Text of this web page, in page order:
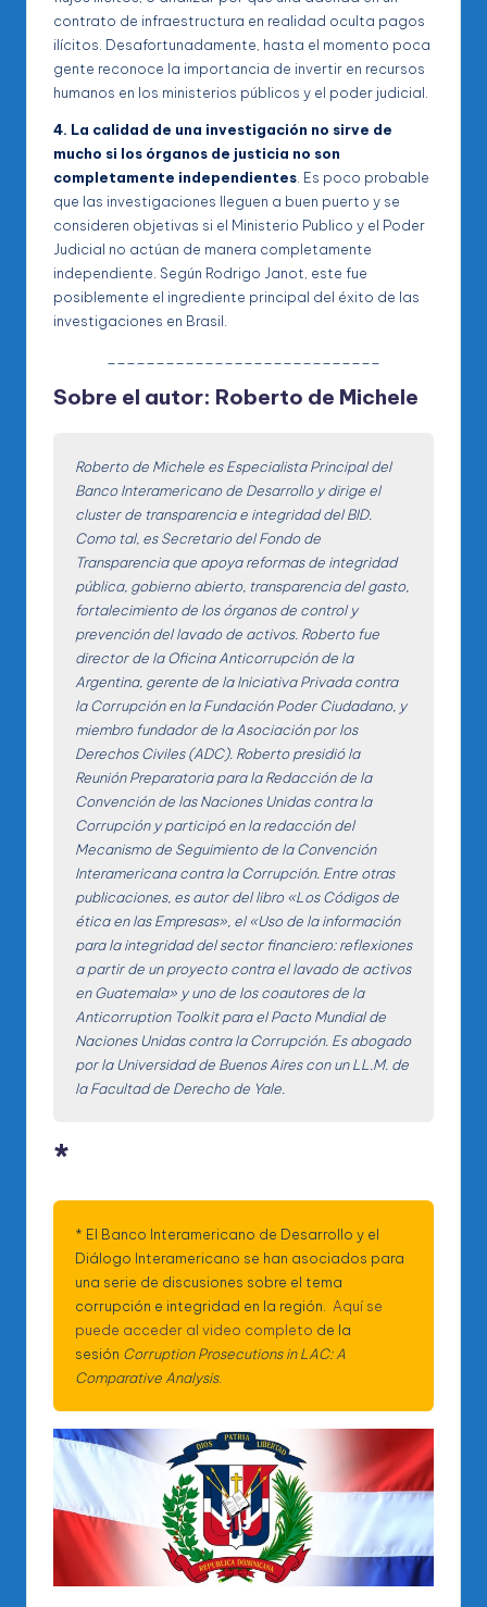
contrato de infraestructura en realidad oculta pagos
ilícitos. Desafortunadamente, hasta el momento poca
gente reconoce la importancia de invertir en recursos
humanos en los ministerios públicos y el poder judicial.
4. La calidad de una investigación no sirve de
mucho si los órganos de justicia no son
completamente independientes . Es poco probable
que las investigaciones lleguen a buen puerto y se
consideren objetivas si el Ministerio Publico y el Poder
Judicial no actúan de manera completamente
independiente. Según Rodrigo Janot, este fue
posiblemente el ingrediente principal del éxito de las
investigaciones en Brasil.
Sobre el autor: Roberto de Michele
Roberto de Michele es Especialista Principal del
Banco Interamericano de Desarrollo y dirige el
cluster de transparencia e integridad del BID.
Como tal, es Secretario del Fondo de
Transparencia que apoya reformas de integridad
pública, gobierno abierto, transparencia del gasto,
fortalecimiento de los órganos de control y
prevención del lavado de activos. Roberto fue
director de la Oficina Anticorrupción de la
Argentina, gerente de la Iniciativa Privada contra
la Corrupción en la Fundación Poder Ciudadano, y
miembro fundador de la Asociación por los
Derechos Civiles (ADC). Roberto presidió la
Reunión Preparatoria para la Redacción de la
Convención de las Naciones Unidas contra la
Corrupción y participó en la redacción del
Mecanismo de Seguimiento de la Convención
Interamericana contra la Corrupción. Entre otras
publicaciones, es autor del libro «Los Códigos de
ética en las Empresas», el «Uso de la información
para la integridad del sector financiero: reflexiones
a partir de un proyecto contra el lavado de activos
en Guatemala» y uno de los coautores de la
Anticorruption Toolkit para el Pacto Mundial de
Naciones Unidas contra la Corrupción. Es abogado
por la Universidad de Buenos Aires con un LL.M. de
la Facultad de Derecho de Yale.
*
* El Banco Interamericano de Desarrollo y el
Diálogo Interamericano se han asociados para
una serie de discusiones sobre el tema
corrupción e integridad en la región. Aquí se
puede acceder al video completo de la
sesión Corruption Prosecutions in LAC: A
Comparative Analysis.